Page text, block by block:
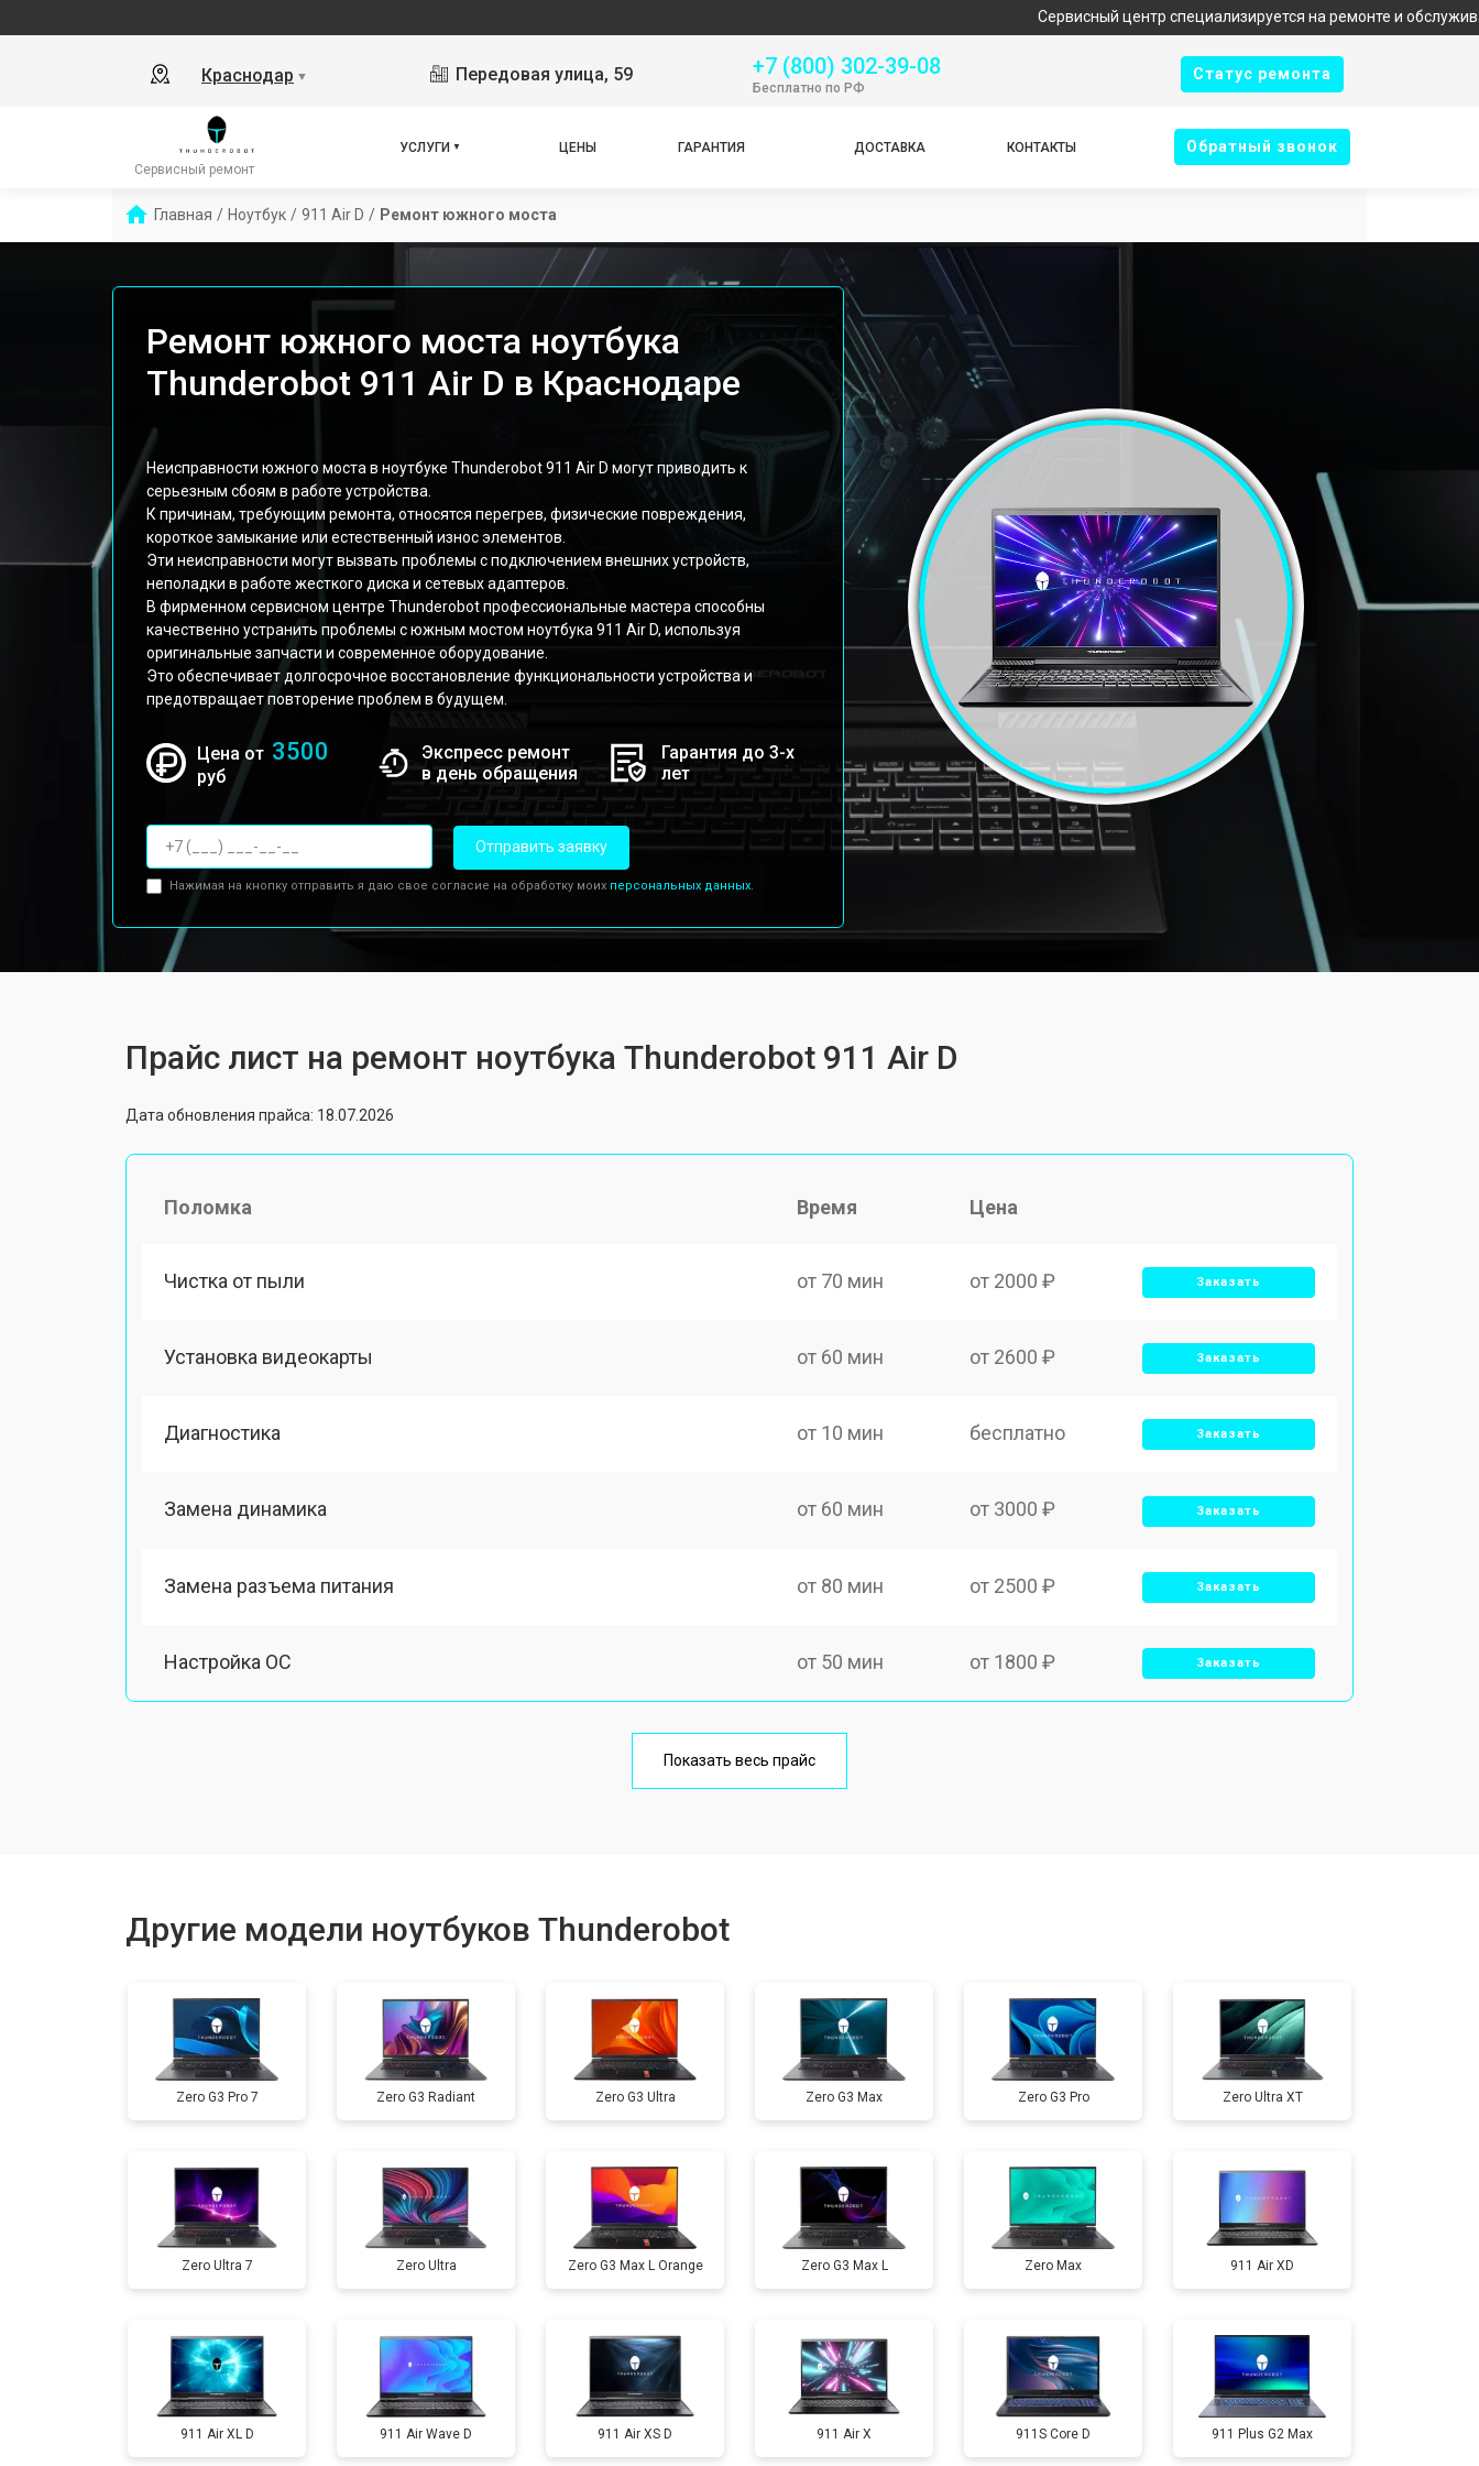
Сервисный центр специализируется на ремонте и обслуживании
Краснодар ▼ Передовая улица, 59 +7 (800) 302-39-08
Бесплатно по РФ
Cтатус ремонта
Сервисный ремонт
УСЛУГИ ЦЕНЫ ГАРАНТИЯ ДОСТАВКА КОНТАКТЫ Oбратный звонок
Главная / Ноутбук / 911 Air D / Ремонт южного моста
Ремонт южного моста ноутбука
Thunderobot 911 Air D в Краснодаре
Неисправности южного моста в ноутбуке Thunderobot 911 Air D могут приводить к
серьезным сбоям в работе устройства.
К причинам, требующим ремонта, относятся перегрев, физические повреждения,
короткое замыкание или естественный износ элементов.
Эти неисправности могут вызвать проблемы с подключением внешних устройств,
неполадки в работе жесткого диска и сетевых адаптеров.
В фирменном сервисном центре Thunderobot профессиональные мастера способны
качественно устранить проблемы с южным мостом ноутбука 911 Air D, используя
оригинальные запчасти и современное оборудование.
Это обеспечивает долгосрочное восстановление функциональности устройства и
предотвращает повторение проблем в будущем.
Цена от 3500
руб
Экспресс ремонт
в день обращения
Гарантия до 3-х
лет
Отправить заявку
Нажимая на кнопку отправить я даю свое согласие на обработку моих персональных данных.
Прайс лист на ремонт ноутбука Thunderobot 911 Air D
Дата обновления прайса: 18.07.2026
Поломка Время Цена
Чистка от пыли от 70 мин от 2000 ₽ Заказать
Установка видеокарты от 60 мин от 2600 ₽ Заказать
Диагностика от 10 мин бесплатно Заказать
Замена динамика от 60 мин от 3000 ₽ Заказать
Замена разъема питания от 80 мин от 2500 ₽ Заказать
Настройка ОС от 50 мин от 1800 ₽ Заказать
от 60 мин
Замена жесткого диска HDD/SSD от 60 мин от 3300 ₽ Заказать
Замена разъема HDMI от 110 мин от 3800 ₽ Заказать
Замена тачпада от 50 мин от 1500 ₽ Заказать
Замена клавиатуры от 90 мин от 2900 ₽ Заказать
Замена аккумулятора от 40 мин от 1200 ₽ Заказать
Замена материнской платы от 80 мин от 2300 ₽ Заказать
Показать весь прайс
Другие модели ноутбуков Thunderobot
Zero G3 Pro 7 Zero G3 Radiant Zero G3 Ultra Zero G3 Max Zero G3 Pro Zero Ultra XT
Zero Ultra 7 Zero Ultra Zero G3 Max L Orange Zero G3 Max L Zero Max 911 Air XD
911 Air XL D 911 Air Wave D 911 Air XS D 911 Air X 911S Core D 911 Plus G2 Max